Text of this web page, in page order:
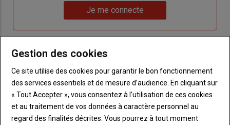
de
me
Je me connecte
titre
TITRE CRÉEZ UN COMPTE
BodyChoisissez votre formule et créez votre
compte pour accéder à tout {nom-site}.
Gestion des cookies
Ce site utilise des cookies pour garantir le bon fonctionnement
des services essentiels et de mesure d’audience. En cliquant sur
« Tout Accepter », vous consentez à l’utilisation de ces cookies
et au traitement de vos données à caractère personnel au
regard des finalités décrites. Vous pourrez à tout moment